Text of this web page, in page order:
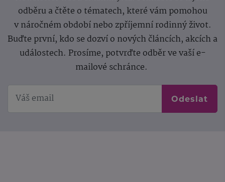
odběru a čtěte o tématech, které vám pomohou
v náročném období nebo zpříjemní rodinný život.
Buďte první, kdo se dozví o nových článcích, akcích a
událostech. Prosíme, potvrďte odběr ve vaší e-
mailové schránce.
Odeslat